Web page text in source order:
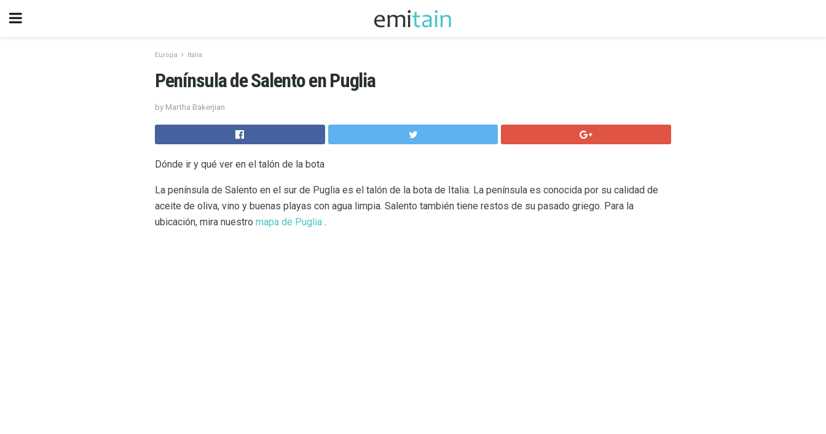
Europa Italia
Península de Salento en Puglia
by Martha Bakerjian
Dónde ir y qué ver en el talón de la bota
La península de Salento en el sur de Puglia es el talón de la bota de Italia. La península es conocida por su calidad de
aceite de oliva, vino y buenas playas con agua limpia. Salento también tiene restos de su pasado griego. Para la
ubicación, mira nuestro mapa de Puglia .